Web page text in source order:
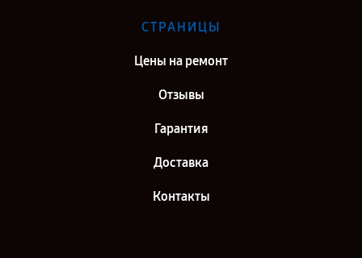
СТРАНИЦЫ
Цены на ремонт
Отзывы
Гарантия
Доставка
Контакты